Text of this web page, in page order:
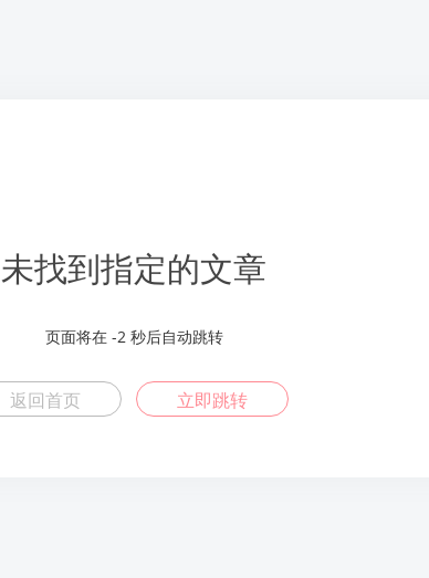
未找到指定的文章
页面将在 -2秒后自动跳转
返回首页 立即跳转